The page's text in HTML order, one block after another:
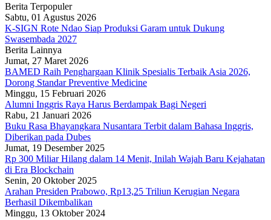
Berita Terpopuler
Sabtu, 01 Agustus 2026
K-SIGN Rote Ndao Siap Produksi Garam untuk Dukung
Swasembada 2027
Berita Lainnya
Jumat, 27 Maret 2026
BAMED Raih Penghargaan Klinik Spesialis Terbaik Asia 2026,
Dorong Standar Preventive Medicine
Minggu, 15 Februari 2026
Alumni Inggris Raya Harus Berdampak Bagi Negeri
Rabu, 21 Januari 2026
Buku Rasa Bhayangkara Nusantara Terbit dalam Bahasa Inggris,
Diberikan pada Dubes
Jumat, 19 Desember 2025
Rp 300 Miliar Hilang dalam 14 Menit, Inilah Wajah Baru Kejahatan
di Era Blockchain
Senin, 20 Oktober 2025
Arahan Presiden Prabowo, Rp13,25 Triliun Kerugian Negara
Berhasil Dikembalikan
Minggu, 13 Oktober 2024